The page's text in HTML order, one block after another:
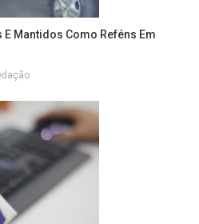
Mantidos Como Reféns Em